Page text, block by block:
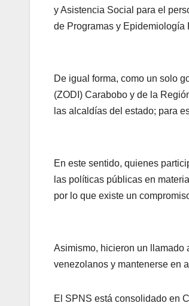
y Asistencia Social para el
de Programas y Epidemiología
De igual forma, como un solo
(ZODI) Carabobo y de la
las alcaldías del estado; para
En este sentido, quienes
las políticas públicas en
por lo que existe un
Asimismo, hicieron un llamado
venezolanos y mantenerse en
El SPNS está consolidado en